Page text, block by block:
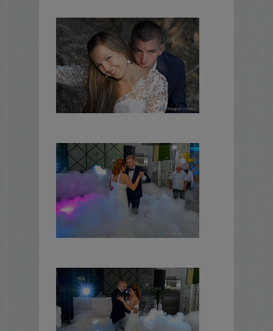
Jakie miejsce na plener jest najlepsze?
Takie, w jakim czujesz się najlepiej. Lubisz
spędzać wolny czas. Czasem lepiej wybrać
zdjęcia w lesie, starej chacie, za drewnianym
płotem, na motocyklu niż sztywnym pałacu,
niż oklepanej szklarni czy górze Zborów.
ciebie znajdę.